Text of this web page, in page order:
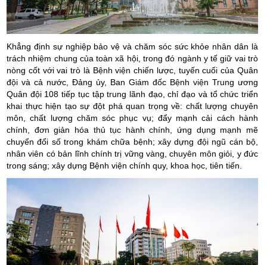
Khẳng định sự nghiệp bảo vệ và chăm sóc sức khỏe nhân dân là
trách nhiệm chung của toàn xã hội, trong đó ngành y tế giữ vai trò
nòng cốt với vai trò là Bệnh viện chiến lược, tuyến cuối của Quân
đội và cả nước, Đảng ủy, Ban Giám đốc Bệnh viện Trung ương
Quân đội 108 tiếp tục tập trung lãnh đạo, chỉ đạo và tổ chức triển
khai thực hiện tạo sự đột phá quan trọng về: chất lượng chuyên
môn, chất lượng chăm sóc phục vụ; đẩy mạnh cải cách hành
chính, đơn giản hóa thủ tục hành chính, ứng dụng mạnh mẽ
chuyển đổi số trong khám chữa bệnh; xây dựng đội ngũ cán bộ,
nhân viên có bản lĩnh chính trị vững vàng, chuyên môn giỏi, y đức
trong sáng; xây dựng Bệnh viện chính quy, khoa học, tiên tiến.